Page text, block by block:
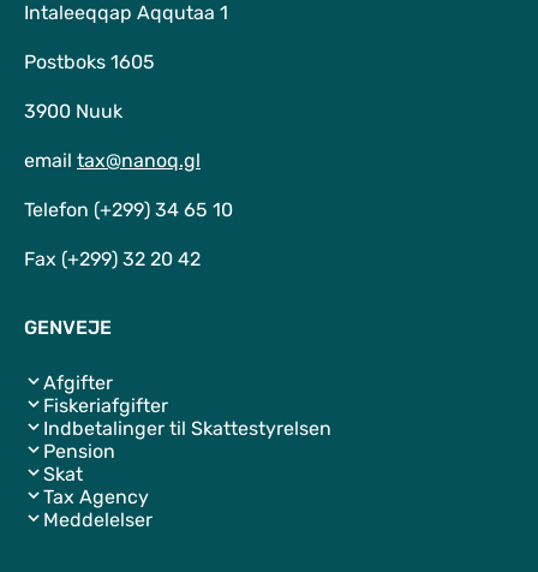
Intaleeqqap Aqqutaa 1
Postboks 1605
3900 Nuuk
email tax@nanoq.gl
Telefon (+299) 34 65 10
Fax (+299) 32 20 42
GENVEJE
Afgifter
Fiskeriafgifter
Indbetalinger til Skattestyrelsen
Pension
Skat
Tax Agency
Meddelelser